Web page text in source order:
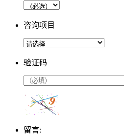
咨询项目
验证码
留言: